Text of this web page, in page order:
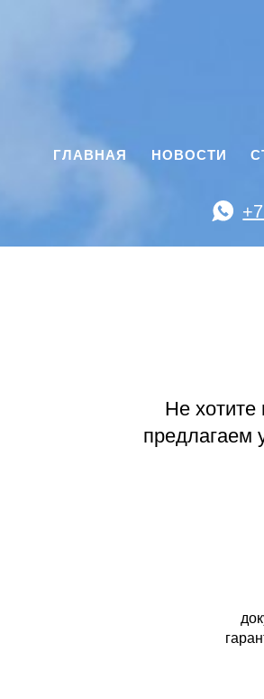
ГЛАВНАЯ НОВОСТИ
Не хотите
предлагаем